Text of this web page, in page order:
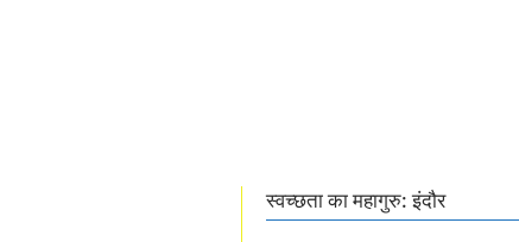
स्वच्छता का महागुरु: इंदौर